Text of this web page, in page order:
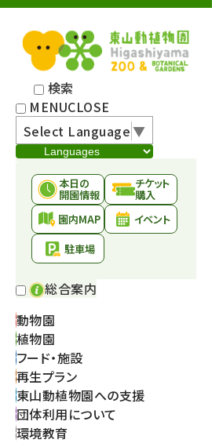
検索
MENUCLOSE
Select Language▼
本日の
開園情報
チケット
購入
園内MAP
イベント
駐車場
総合案内
動物園
植物園
フード・施設
再生プラン
東山動植物園への支援
団体利用について
環境教育